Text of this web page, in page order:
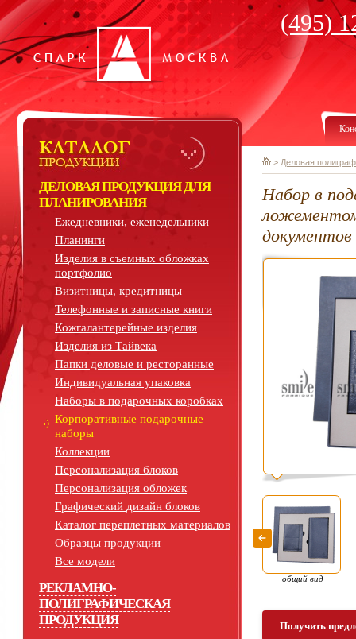
(495)
ДЕЛОВАЯ ПРОДУКЦИЯ ДЛЯ
ПЛАНИРОВАНИЯ
Ежедневники, еженедельники
Планинги
Изделия в съемных обложках
портфолио
Визитницы, кредитницы
Телефонные и записные книги
Кожгалантерейные изделия
Изделия из Тайвека
Папки деловые и ресторанные
Индивидуальная упаковка
Наборы в подарочных коробках
Корпоративные подарочные
наборы
Коллекции
Персонализация блоков
Персонализация обложек
Графический дизайн блоков
Каталог переплетных материалов
Образцы продукции
Все модели
РЕКЛАМНО-
ПОЛИГРАФИЧЕСКАЯ
ПРОДУКЦИЯ
> Деловая
Набор в
документов
общий вид
Получить